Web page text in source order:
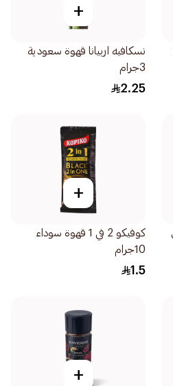
+
نسكافيه اربيانا قهوة سعودية
3جرام
2.25
+
كوفيكو 2 في 1 قهوة سوداء
10جرام
1.5
+